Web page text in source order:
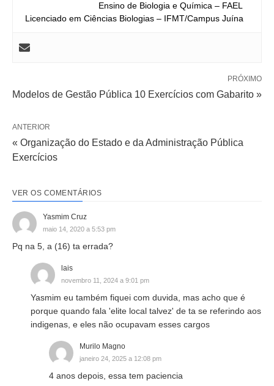
Ensino de Biologia e Química – FAEL
Licenciado em Ciências Biologias – IFMT/Campus Juína
PRÓXIMO
Modelos de Gestão Pública 10 Exercícios com Gabarito »
ANTERIOR
« Organização do Estado e da Administração Pública
Exercícios
VER OS COMENTÁRIOS
Yasmim Cruz
maio 14, 2020 a 5:53 pm
Pq na 5, a (16) ta errada?
lais
novembro 11, 2024 a 9:01 pm
Yasmim eu também fiquei com duvida, mas acho que é
porque quando fala 'elite local talvez' de ta se referindo aos
indigenas, e eles não ocupavam esses cargos
Murilo Magno
janeiro 24, 2025 a 12:08 pm
4 anos depois, essa tem paciencia